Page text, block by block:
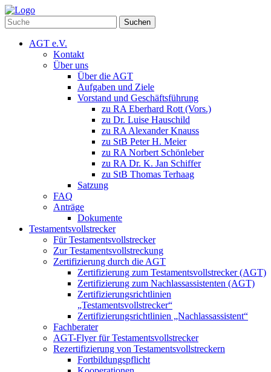
Suchen
AGT e.V.
Kontakt
Über uns
Über die AGT
Aufgaben und Ziele
Vorstand und Geschäftsführung
zu RA Eberhard Rott (Vors.)
zu Dr. Luise Hauschild
zu RA Alexander Knauss
zu StB Peter H. Meier
zu RA Norbert Schönleber
zu RA Dr. K. Jan Schiffer
zu StB Thomas Terhaag
Satzung
FAQ
Anträge
Dokumente
Testamentsvollstrecker
Für Testamentsvollstrecker
Zur Testamentsvollstreckung
Zertifizierung durch die AGT
Zertifizierung zum Testamentsvollstrecker (AGT)
Zertifizierung zum Nachlassassistenten (AGT)
Zertifizierungsrichtlinien
„Testamentsvollstrecker“
Zertifizierungsrichtlinien „Nachlassassistent“
Fachberater
AGT-Flyer für Testamentsvollstrecker
Rezertifizierung von Testamentsvollstreckern
Fortbildungspflicht